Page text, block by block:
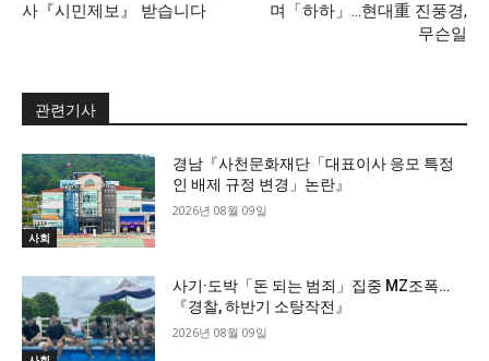
사『시민제보』 받습니다
며「하하」…현대重 진풍경,
무슨일
관련기사
사회
경남『사천문화재단「대표이사 응모 특정
인 배제 규정 변경」논란』
2026년 08월 09일
사기·도박「돈 되는 범죄」집중 MZ조폭…
『경찰, 하반기 소탕작전』
2026년 08월 09일